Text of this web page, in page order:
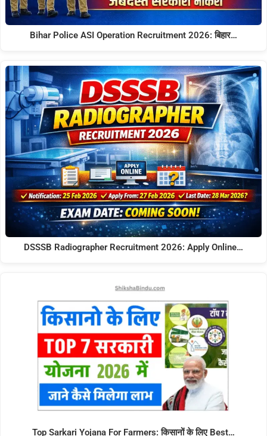
Bihar Police ASI Operation Recruitment 2026: बिहार…
DSSSB Radiographer Recruitment 2026: Apply Online…
Top Sarkari Yojana For Farmers: किसानों के लिए Best…